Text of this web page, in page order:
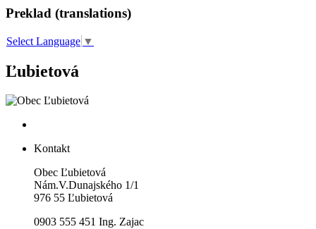
Preklad (translations)
Select Language ▼
Ľubietová
Kontakt
Obec Ľubietová
Nám.V.Dunajského 1/1
976 55 Ľubietová
0903 555 451 Ing. Zajac